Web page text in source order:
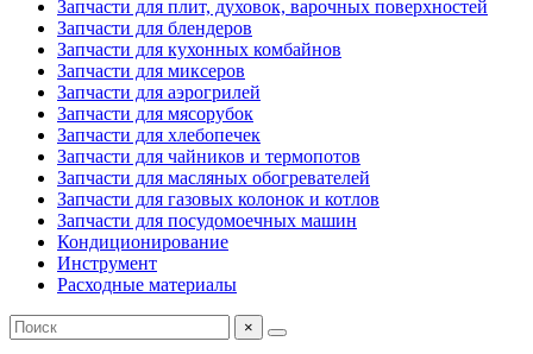
Запчасти для плит, духовок, варочных поверхностей
Запчасти для блендеров
Запчасти для кухонных комбайнов
Запчасти для миксеров
Запчасти для аэрогрилей
Запчасти для мясорубок
Запчасти для хлебопечек
Запчасти для чайников и термопотов
Запчасти для масляных обогревателей
Запчасти для газовых колонок и котлов
Запчасти для посудомоечных машин
Кондиционирование
Инструмент
Расходные материалы
×